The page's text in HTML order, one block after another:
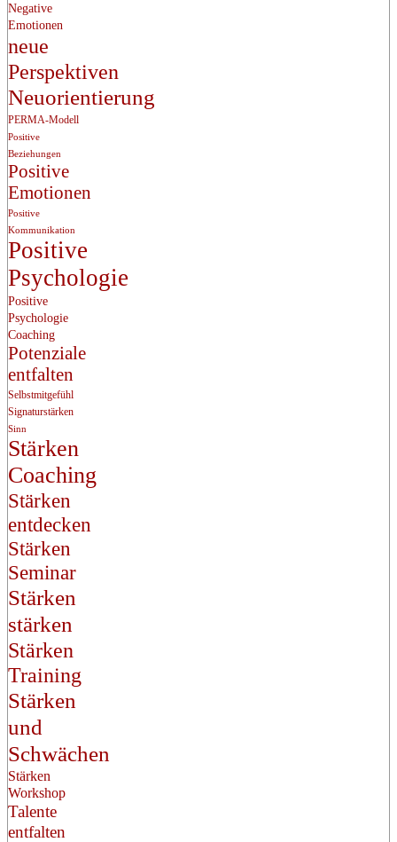
Negative
Emotionen
neue
Perspektiven
Neuorientierung
PERMA-Modell
Positive
Beziehungen
Positive
Emotionen
Positive
Kommunikation
Positive
Psychologie
Positive
Psychologie
Coaching
Potenziale
entfalten
Selbstmitgefühl
Signaturstärken
Sinn
Stärken
Coaching
Stärken
entdecken
Stärken
Seminar
Stärken
stärken
Stärken
Training
Stärken
und
Schwächen
Stärken
Workshop
Talente
entfalten